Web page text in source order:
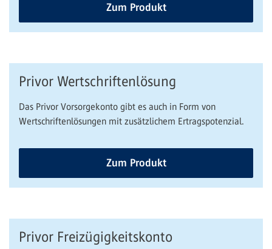
Zum Produkt
Privor Wertschriftenlösung
Das Privor Vorsorgekonto gibt es auch in Form von
Wertschriftenlösungen mit zusätzlichem Ertragspotenzial.
Zum Produkt
Privor Freizügigkeitskonto